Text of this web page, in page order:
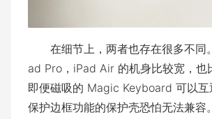
在细节上，两者也存在很多不同
ad Pro，iPad Air 的机身比较宽，也
即便磁吸的 Magic Keyboard 可以互
保护边框功能的保护壳恐怕无法兼容